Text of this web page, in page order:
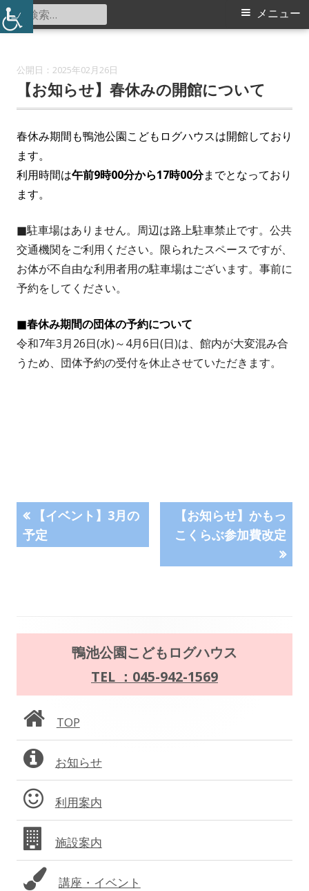
コ
ン
鴨池公園こどもログハウス
メ
メニュー
検
索:
2025年02月26日
【お知らせ】春休みの開館について
春休み期間も鴨池公園こどもログハウスは開館しており
ます。
利用時間は午前9時00分から17時00分までとなっており
ます。
■駐車場はありません。周辺は路上駐車禁止です。公共
交通機関をご利用ください。限られたスペースですが、
お体が不自由な利用者用の駐車場はございます。事前に
予約をしてください。
■春休み期間の団体の予約について
令和7年3月26日(水)～4月6日(日)は、館内が大変混み合
うため、団体予約の受付を休止させていただきます。
投
稿
ゲ
シ
ョ
ン
前
の
【イベント】3月の
予定
次
の
【お知らせ】かもっ
こくらぶ参加費改定
ン
サ
イ
ド
バ
ー
鴨池公園こどもログハウス
TEL ：045-942-1569
TOP
お知らせ
利用案内
施設案内
講座・イベント